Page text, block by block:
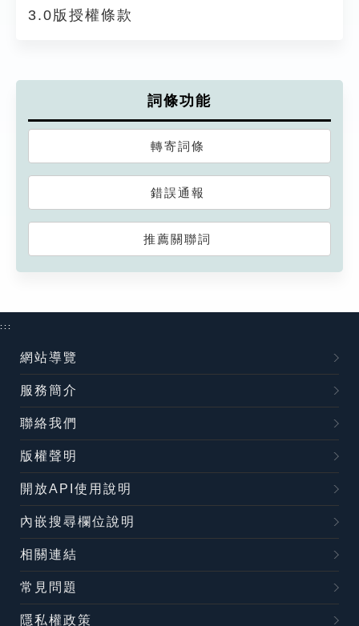
3.0版授權條款
詞條功能
轉寄詞條
錯誤通報
推薦關聯詞
:::
網站導覽
服務簡介
聯絡我們
版權聲明
開放API使用說明
內嵌搜尋欄位說明
相關連結
常見問題
隱私權政策